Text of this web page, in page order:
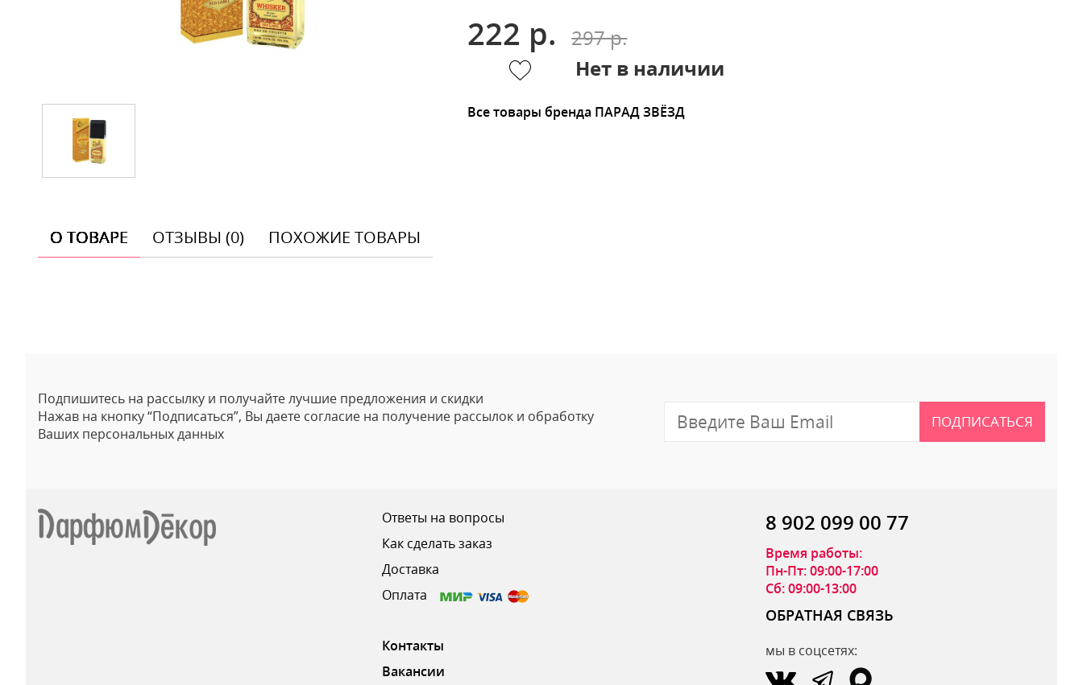
222 р.
297 р.
Нет в наличии
Все товары бренда ПАРАД ЗВЁЗД
О ТОВАРЕ ОТЗЫВЫ (0) ПОХОЖИЕ ТОВАРЫ
ОТПРАВИТЬ ОТЗЫВ
Подпишитесь на рассылку и получайте лучшие предложения и скидки
Нажав на кнопку “Подписаться”, Вы даете согласие на получение рассылок и обработку
Ваших персональных данных
ПОДПИСАТЬСЯ
Ответы на вопросы
Как сделать заказ
Доставка
Оплата
Контакты
Вакансии
8 902 099 00 77
Время работы:
Пн-Пт: 09:00-17:00
Сб: 09:00-13:00
ОБРАТНАЯ СВЯЗЬ
мы в соцсетях: